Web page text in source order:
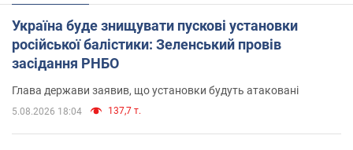
Україна буде знищувати пускові установки
російської балістики: Зеленський провів
засідання РНБО
Глава держави заявив, що установки будуть атаковані
5.08.2026 18:04 137,7 т.